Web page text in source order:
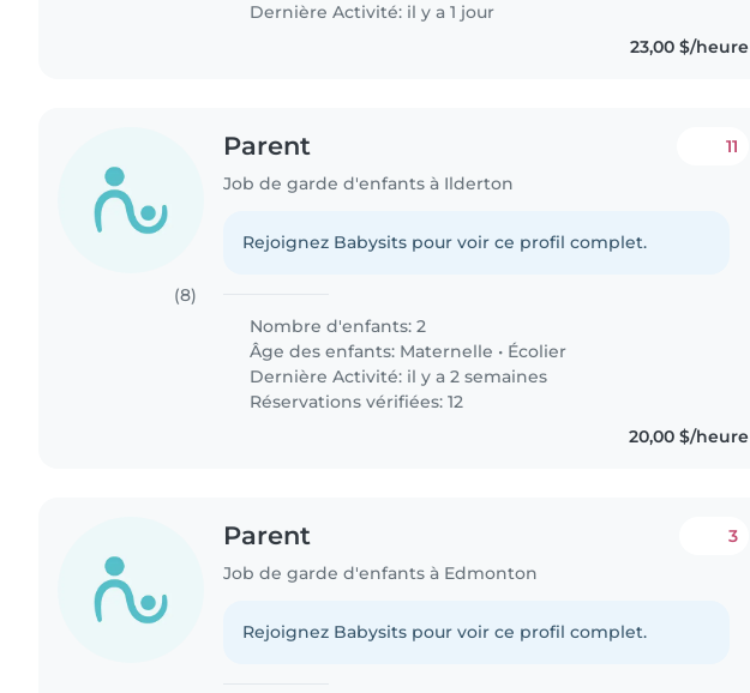
Dernière Activité: il y a 1 jour
23,00 $/heure
(8)
Parent
Job de garde d'enfants à Ilderton
11
Rejoignez Babysits pour voir ce profil complet.
Nombre d'enfants: 2
Âge des enfants: Maternelle • Écolier
Dernière Activité: il y a 2 semaines
Réservations vérifiées: 12
20,00 $/heure
Parent
Job de garde d'enfants à Edmonton
3
Rejoignez Babysits pour voir ce profil complet.